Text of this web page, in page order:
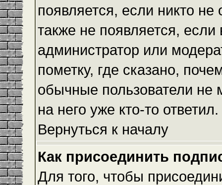
появляется, если никто
также не появляется,
администратор или
пометку, где сказано,
обычные пользователи не
на него уже кто-то ответил.
Вернуться к началу
Как присоединить
Для того, чтобы